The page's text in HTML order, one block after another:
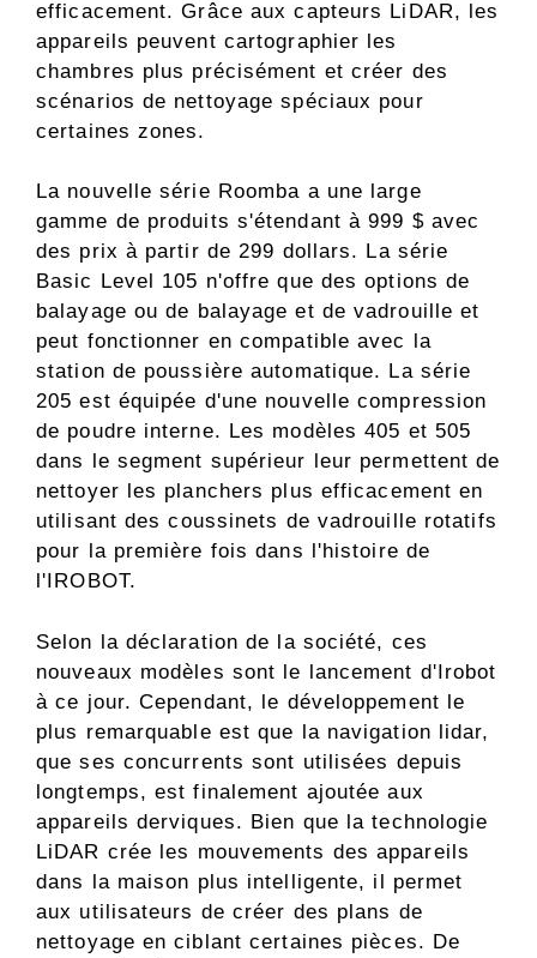
efficacement. Grâce aux capteurs LiDAR, les
appareils peuvent cartographier les
chambres plus précisément et créer des
scénarios de nettoyage spéciaux pour
certaines zones.
La nouvelle série Roomba a une large
gamme de produits s'étendant à 999 $ avec
des prix à partir de 299 dollars. La série
Basic Level 105 n'offre que des options de
balayage ou de balayage et de vadrouille et
peut fonctionner en compatible avec la
station de poussière automatique. La série
205 est équipée d'une nouvelle compression
de poudre interne. Les modèles 405 et 505
dans le segment supérieur leur permettent de
nettoyer les planchers plus efficacement en
utilisant des coussinets de vadrouille rotatifs
pour la première fois dans l'histoire de
l'IROBOT.
Selon la déclaration de la société, ces
nouveaux modèles sont le lancement d'Irobot
à ce jour. Cependant, le développement le
plus remarquable est que la navigation lidar,
que ses concurrents sont utilisées depuis
longtemps, est finalement ajoutée aux
appareils derviques. Bien que la technologie
LiDAR crée les mouvements des appareils
dans la maison plus intelligente, il permet
aux utilisateurs de créer des plans de
nettoyage en ciblant certaines pièces. De